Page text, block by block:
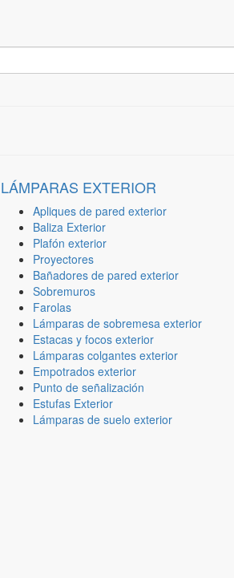
LÁMPARAS EXTERIOR
Apliques de pared exterior
Baliza Exterior
Plafón exterior
Proyectores
Bañadores de pared exterior
Sobremuros
Farolas
Lámparas de sobremesa exterior
Estacas y focos exterior
Lámparas colgantes exterior
Empotrados exterior
Punto de señalización
Estufas Exterior
Lámparas de suelo exterior